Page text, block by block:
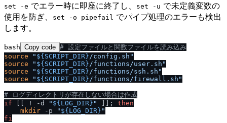
set -e でエラー時に即座に終了し、 set -u で未定義変数の
使用を防ぎ、
set -o pipefail でパイプ処理のエラーも検出
します。
bash Copy code # 設定ファイルと関数ファイルを読み込み
source
" ${SCRIPT_DIR}/config.sh"
source
" ${SCRIPT_DIR}/functions/user.sh"
source
" ${SCRIPT_DIR}/functions/ssh.sh"
source
" ${SCRIPT_DIR}/functions/firewall.sh"
# ログディレクトリが存在しない場合は作成
if [[ ! -d " ${LOG_DIR} " ]]; then
mkdir -p " ${LOG_DIR} "
fi